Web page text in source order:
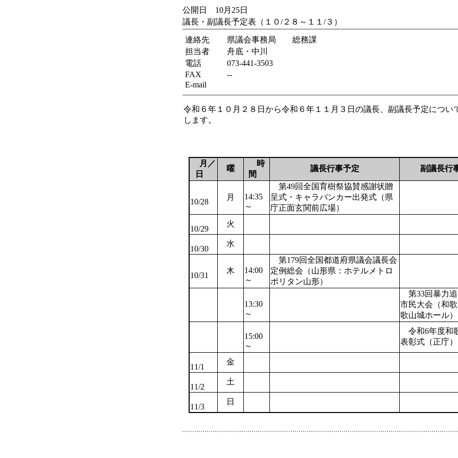
公開日 10月25日
議長・副議長予定表（１０/２８～１１/３）
連絡先
県議会事務局 総務課
担当者
舟底・中川
電話
073-441-3503
FAX
--
E-mail
令和６年１０月２８日から令和６年１１月３日の議長、副議長予定につい
します。
月／
日
曜
時
間
議長行事予定 副議長行
10/28
月
14:35
～
第49回全国育樹祭協賛感謝状贈
呈式・キャラバンカー出発式（県
庁正面玄関前広場）
10/29
火
10/30
水
10/31
木
14:00
～
第179回全国都道府県議会議長会
定例総会（山形県：ホテルメトロ
ポリタン山形）
13:30
～
第33回暴力追
市民大会（和
歌山城ホール
15:00
～
令和6年度和
表彰式（正庁
11/1
金
11/2
土
11/3
日